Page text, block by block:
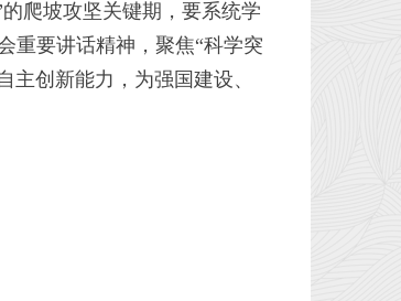
爬坡攻坚关键期，要系统学
重要讲话精神，聚焦“科学突
创新能力，为强国建设、